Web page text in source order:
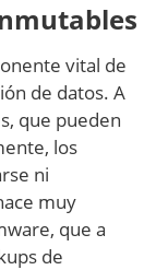
vital de
de datos. A
que pueden
los
ni
muy
que a
de